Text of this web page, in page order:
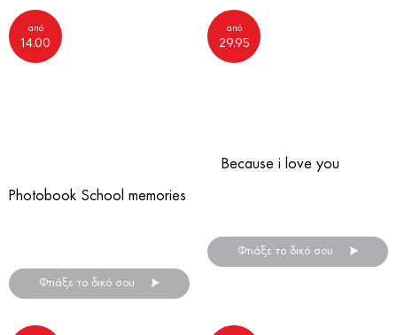
Photobook School memories
από
14.00
Φτιάξε το δικό σου
Because i love you
από
29.95
Φτιάξε το δικό σου